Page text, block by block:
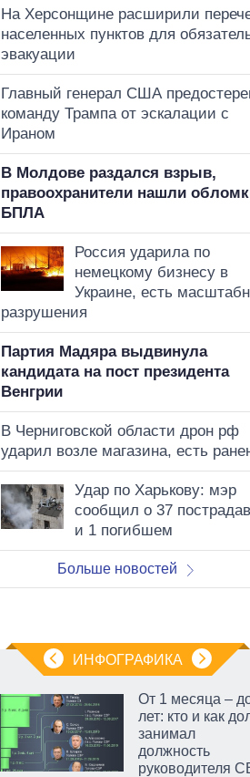
На Херсонщине расширили
населенных пунктов для
эвакуации
Главный генерал США
команду Трампа от эскалации с
Ираном
В Молдове раздался взрыв,
правоохранители нашли
БПЛА
Россия ударила по
немецкому бизнесу в
Украине, есть
разрушения
Партия Мадяра выдвинула
кандидата на пост президента
Венгрии
В Черниговской области дрон рф
ударил возле магазина, есть
Удар по Харькову: мэр
сообщил о 37
и 1 погибшем
Больше новостей
ИНФОГРАФИКА
От 1 месяца –
лет: кто и как
занимал
должность
руководителя